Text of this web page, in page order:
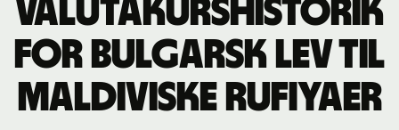
Valutakurshistorik
for bulgarsk lev til
maldiviske rufiyaer